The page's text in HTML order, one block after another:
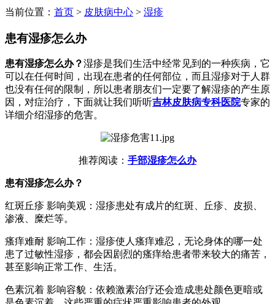
当前位置： 首页 > 皮肤病中心 > 湿疹
患有湿疹怎么办
患有湿疹怎么办？湿疹是我们生活中经常见到的一种疾病，它
可以在任何时间，出现在患者的任何部位，而且湿疹对于人群
也没有任何的限制，所以患者朋友们一定要了解湿疹的产生原
因，对症治疗，下面就让我们听听吉林皮肤病专科医院专家的
详细介绍湿疹的危害。
推荐阅读： 手部湿疹怎么办
患有湿疹怎么办？
红斑丘疹 影响美观：湿疹患处有成片的红斑、丘疹、皮损、
渗液、糜烂等。
瘙痒难耐 影响工作：湿疹使人瘙痒难忍，无论身体的哪一处
患了过敏性湿疹，都会因剧烈的瘙痒给患者带来较大的痛苦，
甚至影响正常工作、生活。
色素沉着 影响容貌：依赖激素治疗还会造成患处颜色更暗或